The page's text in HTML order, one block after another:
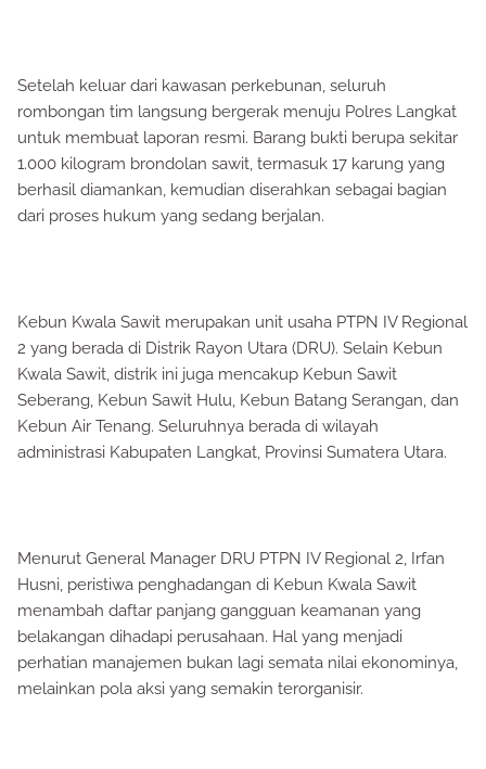
Setelah keluar dari kawasan perkebunan, seluruh
rombongan tim langsung bergerak menuju Polres Langkat
untuk membuat laporan resmi. Barang bukti berupa sekitar
1.000 kilogram brondolan sawit, termasuk 17 karung yang
berhasil diamankan, kemudian diserahkan sebagai bagian
dari proses hukum yang sedang berjalan.
Kebun Kwala Sawit merupakan unit usaha PTPN IV Regional
2 yang berada di Distrik Rayon Utara (DRU). Selain Kebun
Kwala Sawit, distrik ini juga mencakup Kebun Sawit
Seberang, Kebun Sawit Hulu, Kebun Batang Serangan, dan
Kebun Air Tenang. Seluruhnya berada di wilayah
administrasi Kabupaten Langkat, Provinsi Sumatera Utara.
Menurut General Manager DRU PTPN IV Regional 2, Irfan
Husni, peristiwa penghadangan di Kebun Kwala Sawit
menambah daftar panjang gangguan keamanan yang
belakangan dihadapi perusahaan. Hal yang menjadi
perhatian manajemen bukan lagi semata nilai ekonominya,
melainkan pola aksi yang semakin terorganisir.